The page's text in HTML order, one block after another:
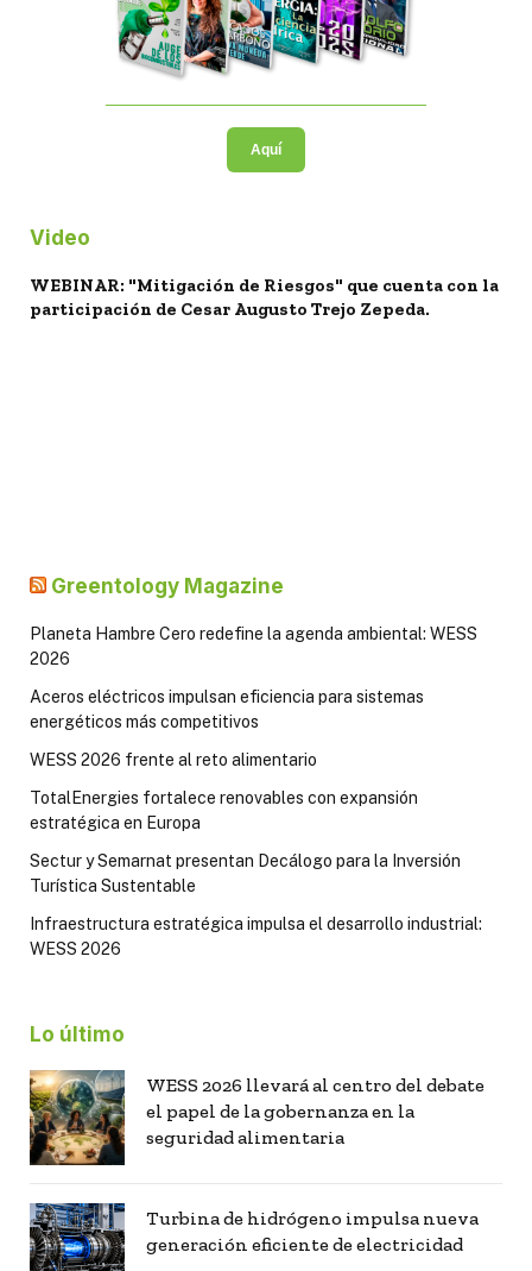
Aquí
Video
WEBINAR: "Mitigación de Riesgos" que cuenta con la
participación de Cesar Augusto Trejo Zepeda.
Greentology Magazine
Planeta Hambre Cero redefine la agenda ambiental: WESS
2026
Aceros eléctricos impulsan eficiencia para sistemas
energéticos más competitivos
WESS 2026 frente al reto alimentario
TotalEnergies fortalece renovables con expansión
estratégica en Europa
Sectur y Semarnat presentan Decálogo para la Inversión
Turística Sustentable
Infraestructura estratégica impulsa el desarrollo industrial:
WESS 2026
Lo último
WESS 2026 llevará al centro del debate
el papel de la gobernanza en la
seguridad alimentaria
Turbina de hidrógeno impulsa nueva
generación eficiente de electricidad